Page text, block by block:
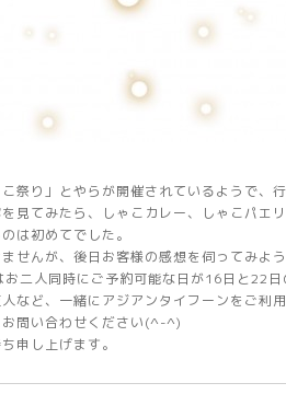
祭り」とやらが開催されているようで、
見てみたら、しゃこカレー、しゃこパエ
は初めてでした。
せんが、後日お客様の感想を伺ってみよう
二人同時にご予約可能な日が16日と22日
など、一緒にアジアンタイフーンをご利
問い合わせください(^-^)
申し上げます。